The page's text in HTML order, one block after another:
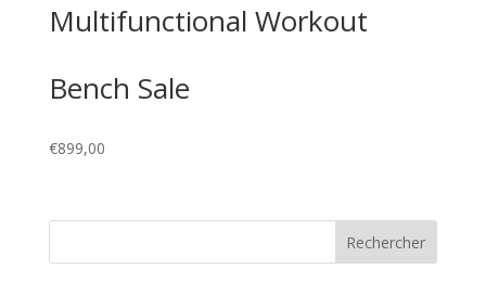
Multifunctional Workout
Bench Sale
€899,00